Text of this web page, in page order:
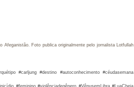
Afeganistão. Foto publica originalmente pelo jornalista Lotfullah
#carljung #destino #autoconhecimento #céudasemana
#feminino #violênciadegênero #VênusemLibra #LuaCheia